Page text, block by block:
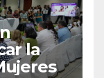
la